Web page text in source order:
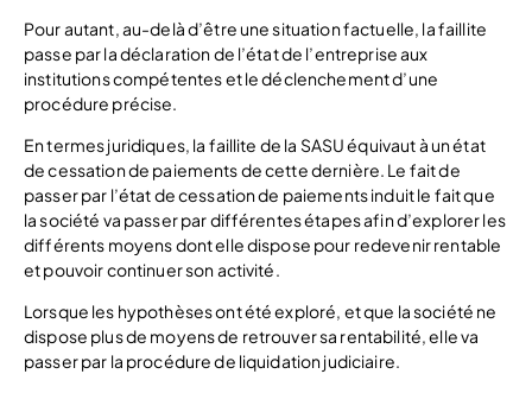
Pour autant, au-delà d’être une situation factuelle, la faillite
passe par la déclaration de l’état de l’entreprise aux
institutions compétentes et le déclenchement d’une
procédure précise.
En termes juridiques, la faillite de la SASU équivaut à un état
de cessation de paiements de cette dernière. Le fait de
passer par l’état de cessation de paiements induit le fait que
la société va passer par différentes étapes afin d’explorer les
différents moyens dont elle dispose pour redevenir rentable
et pouvoir continuer son activité.
Lorsque les hypothèses ont été exploré, et que la société ne
dispose plus de moyens de retrouver sa rentabilité, elle va
passer par la procédure de liquidation judiciaire.